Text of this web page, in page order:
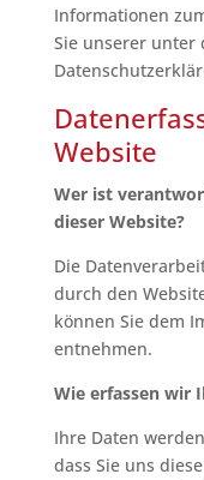
Informationen
Sie unserer unter
Website
Wer ist
dieser Website?
Die
durch den
können Sie dem
entnehmen.
Wie erfassen wir
Ihre Daten
dass Sie uns